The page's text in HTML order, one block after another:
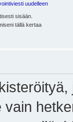
uudelleen
sisään.
tällä kertaa